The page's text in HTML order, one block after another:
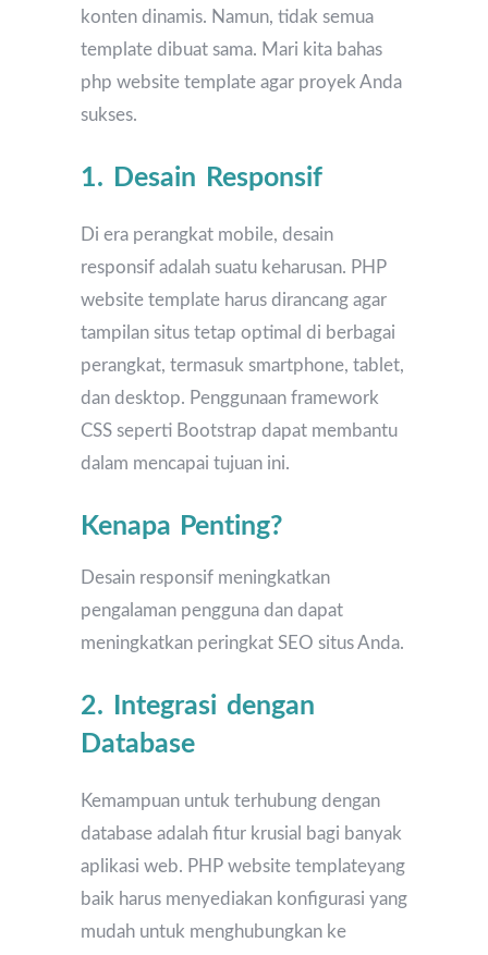
konten dinamis. Namun, tidak semua
template dibuat sama. Mari kita bahas
php website template agar proyek Anda
sukses.
1. Desain Responsif
Di era perangkat mobile, desain
responsif adalah suatu keharusan. PHP
website template harus dirancang agar
tampilan situs tetap optimal di berbagai
perangkat, termasuk smartphone, tablet,
dan desktop. Penggunaan framework
CSS seperti Bootstrap dapat membantu
dalam mencapai tujuan ini.
Kenapa Penting?
Desain responsif meningkatkan
pengalaman pengguna dan dapat
meningkatkan peringkat SEO situs Anda.
2. Integrasi dengan
Database
Kemampuan untuk terhubung dengan
database adalah fitur krusial bagi banyak
aplikasi web. PHP website templateyang
baik harus menyediakan konfigurasi yang
mudah untuk menghubungkan ke